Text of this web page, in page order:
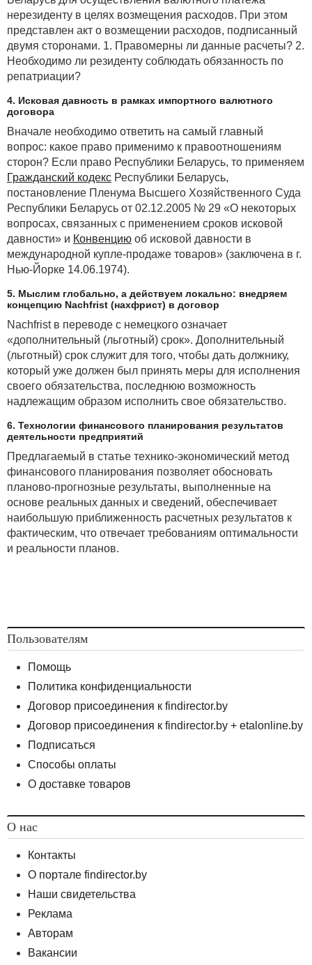
нерезиденту в целях возмещения расходов. При этом
представлен акт о возмещении расходов, подписанный
двумя сторонами. 1. Правомерны ли данные расчеты? 2.
Необходимо ли резиденту соблюдать обязанность по
репатриации?
4. Исковая давность в рамках импортного валютного
договора
Вначале необходимо ответить на самый главный
вопрос: какое право применимо к правоотношениям
сторон? Если право Республики Беларусь, то применяем
Гражданский кодекс Республики Беларусь,
постановление Пленума Высшего Хозяйственного Суда
Республики Беларусь от 02.12.2005 № 29 «О некоторых
вопросах, связанных с применением сроков исковой
давности» и Конвенцию об исковой давности в
международной купле-продаже товаров» (заключена в г.
Нью-Йорке 14.06.1974).
5. Мыслим глобально, а действуем локально: внедряем
концепцию Nachfrist (нахфрист) в договор
Nachfrist в переводе с немецкого означает
«дополнительный (льготный) срок». Дополнительный
(льготный) срок служит для того, чтобы дать должнику,
который уже должен был принять меры для исполнения
своего обязательства, последнюю возможность
надлежащим образом исполнить свое обязательство.
6. Технологии финансового планирования результатов
деятельности предприятий
Предлагаемый в статье технико-экономический метод
финансового планирования позволяет обосновать
планово-прогнозные результаты, выполненные на
основе реальных данных и сведений, обеспечивает
наибольшую приближенность расчетных результатов к
фактическим, что отвечает требованиям оптимальности
и реальности планов.
Пользователям
Помощь
Политика конфиденциальности
Договор присоединения к findirector.by
Договор присоединения к findirector.by + etalonline.by
Подписаться
Способы оплаты
О доставке товаров
О нас
Контакты
О портале findirector.by
Наши свидетельства
Реклама
Авторам
Вакансии